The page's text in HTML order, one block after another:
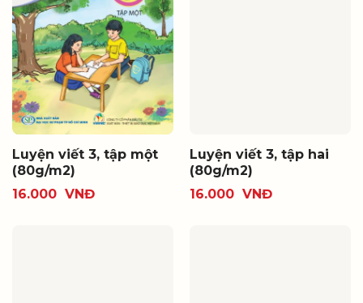
Luyện viết 3, tập một
(80g/m2)
16.000 VNĐ
Luyện viết 3, tập hai
(80g/m2)
16.000 VNĐ